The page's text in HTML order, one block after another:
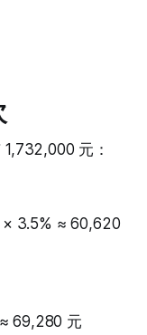
元：
× 3.5% ≈ 60,620
69,280 元